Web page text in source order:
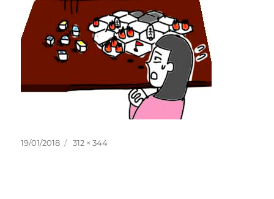
投
19/01/2018
フ
312 × 344